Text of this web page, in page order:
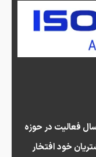
مشاوران عصر کیفیت با بیش از 24 سال فعالیت در حوزه
خود افتخار